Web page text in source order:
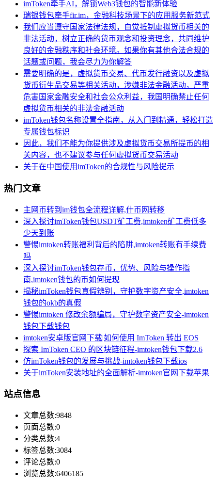
imToken牵手AI，解锁Web3钱包的智能新体验
瑞银钱包牵手fir.im，金融科技场景下的应用服务新范式
我们应当遵守国家法律法规，自觉抵制虚拟货币相关的
非法活动，树立正确的货币观念和投资理念，共同维护
良好的金融秩序和社会环境。如果你有其他合法合规的
话题或问题，我会尽力为你解答
需要明确的是，虚拟货币交易、代币发行融资以及虚拟
货币衍生品交易等相关活动，涉嫌非法金融活动，严重
危害国家金融安全和社会公众利益，我国明确禁止任何
虚拟货币相关的非法金融活动
imToken钱包名称设置全指南，从入门到精通，轻松打造
专属钱包标识
因此，我们不能为你提供涉及虚拟货币交易所提币的相
关内容，也不建议参与任何虚拟货币交易活动
关于在中国使用imToken的合规性与风险提示
热门文章
主网币转到im钱包全流程详解,什币网转移
深入探讨imToken钱包USDT矿工费,imtoken矿工费低多
少天到账
警惕imtoken转账福利背后的陷阱,imtoken转账有手续费
吗
深入探讨imToken钱包存币，优势、风险与操作指
南,imtoken钱包的币如何提现
揭秘imToken钱包真假辨别，守护数字资产安全,imtoken
钱包的okb的真假
警惕imtoken 修改余额骗局，守护数字资产安全-imtoken
钱包下载钱包
imtoken安卓版官网下载|如何使用 ImToken 转出 EOS
探索 ImToken CEO 的区块链征程-imtoken钱包下载2.6
仿imToken钱包的发展与挑战-imtoken钱包下载ios
关于imToken安装地址的全面解析-imtoken官网下载苹果
站点信息
文章总数:9848
页面总数:0
分类总数:4
标签总数:3084
评论总数:0
浏览总数:6406185